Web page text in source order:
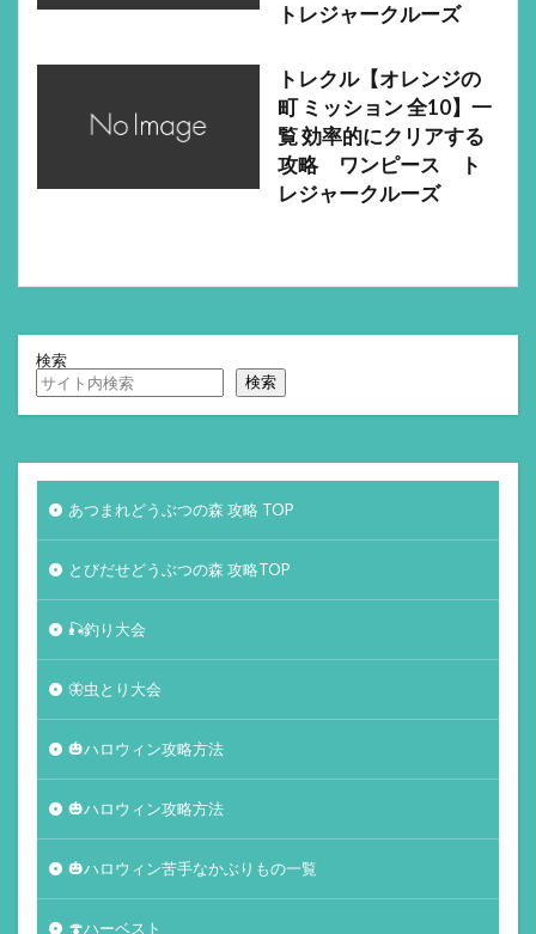
トレジャークルーズ
トレクル【オレンジの
町 ミッション 全10】一
覧 効率的にクリアする
攻略 ワンピース ト
レジャークルーズ
検索
検索
あつまれどうぶつの森 攻略 TOP
とびだせどうぶつの森 攻略TOP
🎣釣り大会
🦋虫とり大会
🎃ハロウィン攻略方法
🎃ハロウィン攻略方法
🎃ハロウィン苦手なかぶりもの一覧
🍄ハーベスト